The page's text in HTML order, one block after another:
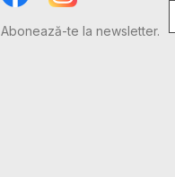
Abonează-te la newsletter.